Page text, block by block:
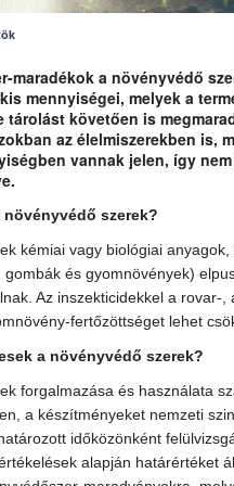
maradékok a növényvédő
mennyiségei, melyek a
követően is
az élelmiszerekben is,
vannak jelen, így
szerek?
kémiai vagy biológiai
gombák és gyomnövények)
Az inszekticidekkel a
fertőzöttséget lehet
a növényvédő szerek?
forgalmazása és használata
a készítményeket nemzeti
időközönként
alapján határértéket